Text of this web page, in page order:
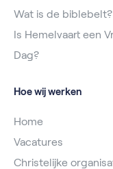
Wat is de biblebelt?
Is Hemelvaart een
Dag?
Hoe wij werken
Home
Vacatures
Christelijke